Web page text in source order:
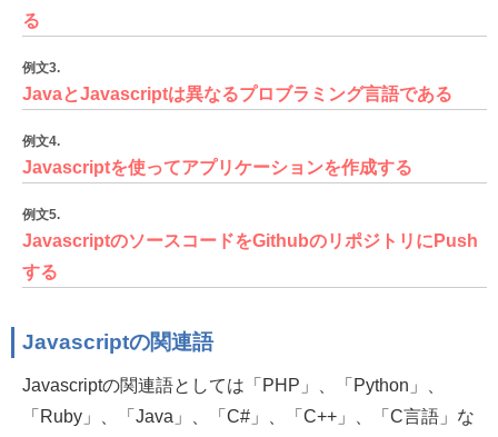
る
例文3.
JavaとJavascriptは異なるプロブラミング言語である
例文4.
Javascriptを使ってアプリケーションを作成する
例文5.
JavascriptのソースコードをGithubのリポジトリにPush
する
Javascriptの関連語
Javascriptの関連語としては「PHP」、「Python」、
「Ruby」、「Java」、「C#」、「C++」、「C言語」な